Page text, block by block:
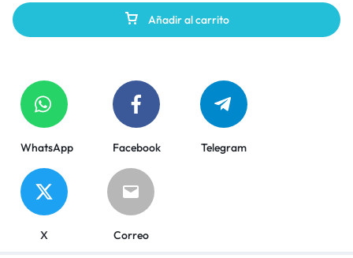
Añadir al carrito
WhatsApp Facebook Telegram
X Correo